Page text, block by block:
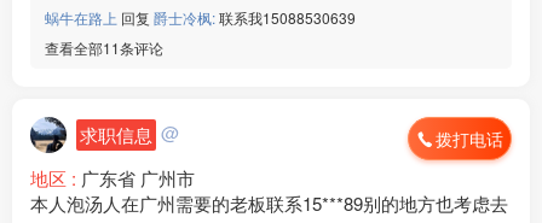
蜗牛在路上 回复 爵士冷枫:联系我15088530639
查看全部11条评论
求职信息 @ 拨打电话
地区 : 广东省 广州市
本人泡汤人在广州需要的老板联系15***89别的地方也考虑去